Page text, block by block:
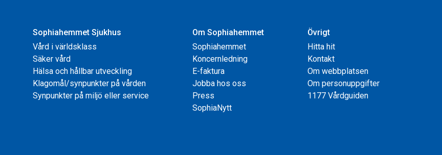
Sophiahemmet Sjukhus
Vård i världsklass
Säker vård
Hälsa och hållbar utveckling
Klagomål/synpunkter på vården
Synpunkter på miljö eller service
Om Sophiahemmet
Sophiahemmet
Koncernledning
E-faktura
Jobba hos oss
Press
SophiaNytt
Övrigt
Hitta hit
Kontakt
Om webbplatsen
Om personuppgifter
1177 Vårdguiden